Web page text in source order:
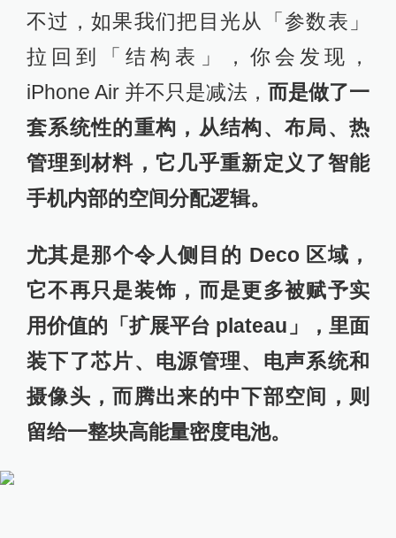
不过，如果我们把目光从「参数表」
拉回到「结构表」，你会发现，
iPhone Air 并不只是减法， 而是做了一
套系统性的重构，从结构、布局、热
管理到材料，它几乎重新定义了智能
手机内部的空间分配逻辑。
尤其是那个令人侧目的 Deco 区域，
它不再只是装饰，而是更多被赋予实
用价值的「扩展平台 plateau」，里面
装下了芯片、电源管理、电声系统和
摄像头，而腾出来的中下部空间，则
留给一整块高能量密度电池。